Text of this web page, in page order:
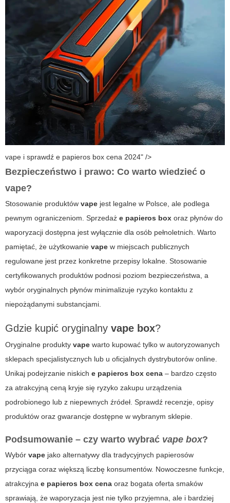
vape i sprawdź e papieros box cena 2024" />
Bezpieczeństwo i prawo: Co warto wiedzieć o
vape?
Stosowanie produktów vape jest legalne w Polsce, ale podlega
pewnym ograniczeniom. Sprzedaż e papieros box oraz płynów do
waporyzacji dostępna jest wyłącznie dla osób pełnoletnich. Warto
pamiętać, że użytkowanie vape w miejscach publicznych
regulowane jest przez konkretne przepisy lokalne. Stosowanie
certyfikowanych produktów podnosi poziom bezpieczeństwa, a
wybór oryginalnych płynów minimalizuje ryzyko kontaktu z
niepożądanymi substancjami.
Gdzie kupić oryginalny vape box?
Oryginalne produkty vape warto kupować tylko w autoryzowanych
sklepach specjalistycznych lub u oficjalnych dystrybutorów online.
Unikaj podejrzanie niskich e papieros box cena – bardzo często
za atrakcyjną ceną kryje się ryzyko zakupu urządzenia
podrobionego lub z niepewnych źródeł. Sprawdź recenzje, opisy
produktów oraz gwarancje dostępne w wybranym sklepie.
Podsumowanie – czy warto wybrać vape box?
Wybór vape jako alternatywy dla tradycyjnych papierosów
przyciąga coraz większą liczbę konsumentów. Nowoczesne funkcje,
atrakcyjna e papieros box cena oraz bogata oferta smaków
sprawiają, że waporyzacja jest nie tylko przyjemna, ale i bardziej